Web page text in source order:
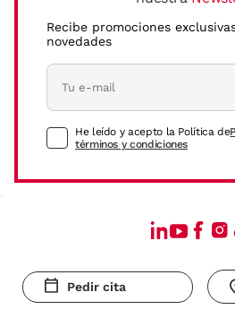
Recibe promociones
novedades
He leído y acepto la Política de
términos y condiciones
Pedir cita